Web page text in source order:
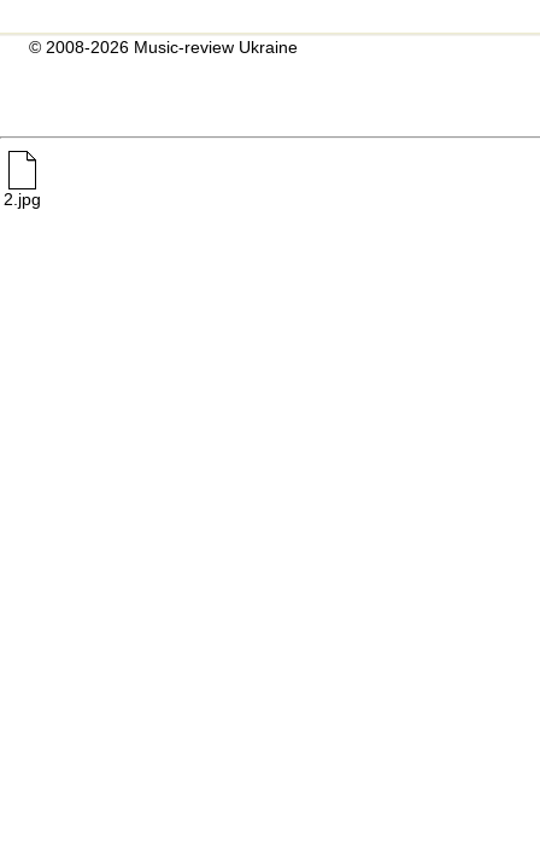
© 2008-2026 Music-review Ukraine
2.jpg